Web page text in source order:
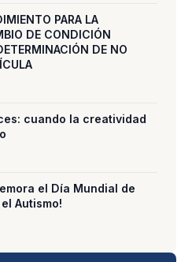
PARA LA
DE CONDICIÓN
DE NO
cuando la creatividad
el Día Mundial de
Autismo!